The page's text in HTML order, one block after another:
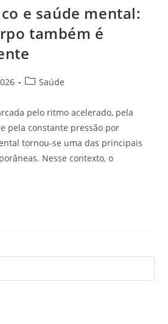
e saúde mental:
também é
Saúde
pelo ritmo acelerado, pela
pela constante pressão por
tornou-se uma das principais
Nesse contexto, o